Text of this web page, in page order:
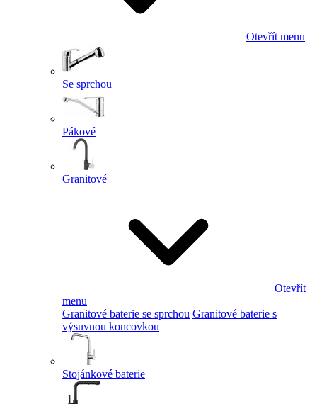
Otevřít menu
Se sprchou
Pákové
Granitové
Otevřít
menu
Granitové baterie se sprchou Granitové baterie s
výsuvnou koncovkou
Stojánkové baterie